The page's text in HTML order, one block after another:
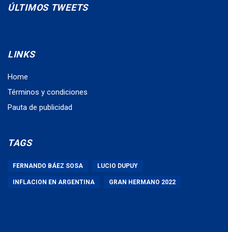
ÚLTIMOS TWEETS
LINKS
Home
Términos y condiciones
Pauta de publicidad
TAGS
FERNANDO BÁEZ SOSA LUCIO DUPUY
INFLACION EN ARGENTINA GRAN HERMANO 2022